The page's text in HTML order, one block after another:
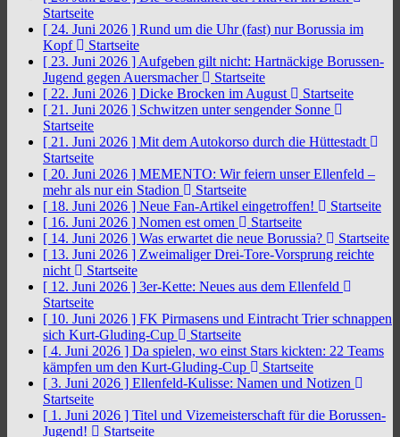
Startseite
[ 24. Juni 2026 ] Rund um die Uhr (fast) nur Borussia im
Kopf
Startseite
[ 23. Juni 2026 ] Aufgeben gilt nicht: Hartnäckige Borussen-
Jugend gegen Auersmacher
Startseite
[ 22. Juni 2026 ] Dicke Brocken im August
Startseite
[ 21. Juni 2026 ] Schwitzen unter sengender Sonne
Startseite
[ 21. Juni 2026 ] Mit dem Autokorso durch die Hüttestadt
Startseite
[ 20. Juni 2026 ] MEMENTO: Wir feiern unser Ellenfeld –
mehr als nur ein Stadion
Startseite
[ 18. Juni 2026 ] Neue Fan-Artikel eingetroffen!
Startseite
[ 16. Juni 2026 ] Nomen est omen
Startseite
[ 14. Juni 2026 ] Was erwartet die neue Borussia?
Startseite
[ 13. Juni 2026 ] Zweimaliger Drei-Tore-Vorsprung reichte
nicht
Startseite
[ 12. Juni 2026 ] 3er-Kette: Neues aus dem Ellenfeld
Startseite
[ 10. Juni 2026 ] FK Pirmasens und Eintracht Trier schnappen
sich Kurt-Gluding-Cup
Startseite
[ 4. Juni 2026 ] Da spielen, wo einst Stars kickten: 22 Teams
kämpfen um den Kurt-Gluding-Cup
Startseite
[ 3. Juni 2026 ] Ellenfeld-Kulisse: Namen und Notizen
Startseite
[ 1. Juni 2026 ] Titel und Vizemeisterschaft für die Borussen-
Jugend!
Startseite